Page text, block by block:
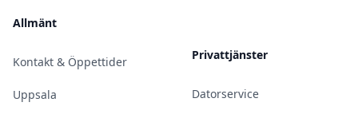
Allmänt
Kontakt & Öppettider
Uppsala
Privattjänster
Datorservice